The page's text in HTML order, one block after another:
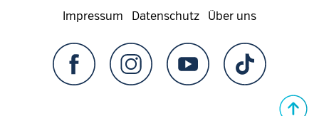
Fußzeilenmenü
Impressum Datenschutz Über uns